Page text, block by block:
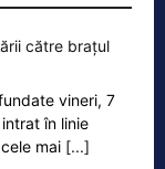
către brațul
vineri, 7
în linie
mai [...]